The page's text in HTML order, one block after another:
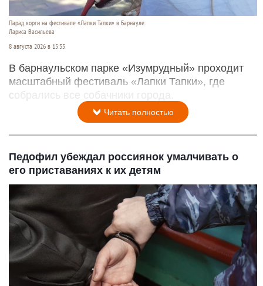
Парад корги на фестивале «Лапки Тапки» в Барнауле.
Лариса Васильева
8 августа 2026 в 15:35
В барнаульском парке «Изумрудный» проходит
масштабный фестиваль «Лапки Тапки», где
собрались все собачники города.
Читать полностью
Педофил убеждал россиянок умалчивать о
его приставаниях к их детям